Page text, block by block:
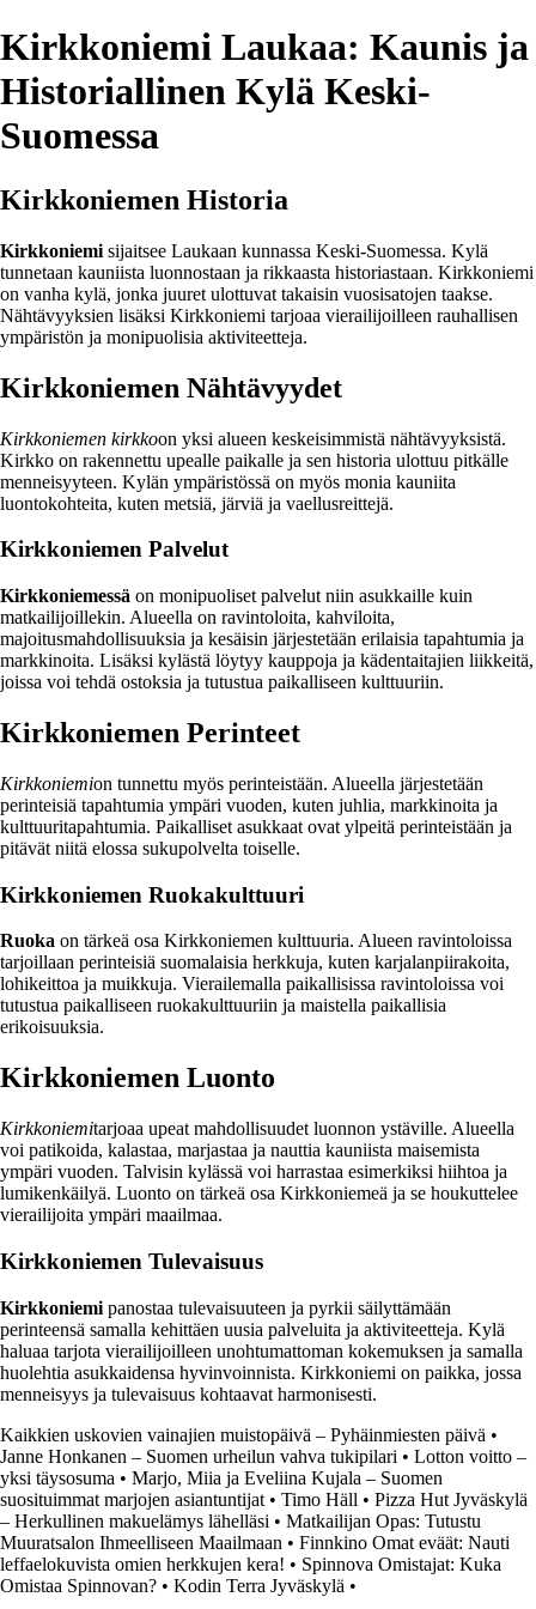
Kirkkoniemi Laukaa: Kaunis ja
Historiallinen Kylä Keski-
Suomessa
Kirkkoniemen Historia
Kirkkoniemi sijaitsee Laukaan kunnassa Keski-Suomessa. Kylä
tunnetaan kauniista luonnostaan ja rikkaasta historiastaan. Kirkkoniemi
on vanha kylä, jonka juuret ulottuvat takaisin vuosisatojen taakse.
Nähtävyyksien lisäksi Kirkkoniemi tarjoaa vierailijoilleen rauhallisen
ympäristön ja monipuolisia aktiviteetteja.
Kirkkoniemen Nähtävyydet
Kirkkoniemen kirkkoon yksi alueen keskeisimmistä nähtävyyksistä.
Kirkko on rakennettu upealle paikalle ja sen historia ulottuu pitkälle
menneisyyteen. Kylän ympäristössä on myös monia kauniita
luontokohteita, kuten metsiä, järviä ja vaellusreittejä.
Kirkkoniemen Palvelut
Kirkkoniemessä on monipuoliset palvelut niin asukkaille kuin
matkailijoillekin. Alueella on ravintoloita, kahviloita,
majoitusmahdollisuuksia ja kesäisin järjestetään erilaisia tapahtumia ja
markkinoita. Lisäksi kylästä löytyy kauppoja ja kädentaitajien liikkeitä,
joissa voi tehdä ostoksia ja tutustua paikalliseen kulttuuriin.
Kirkkoniemen Perinteet
Kirkkoniemion tunnettu myös perinteistään. Alueella järjestetään
perinteisiä tapahtumia ympäri vuoden, kuten juhlia, markkinoita ja
kulttuuritapahtumia. Paikalliset asukkaat ovat ylpeitä perinteistään ja
pitävät niitä elossa sukupolvelta toiselle.
Kirkkoniemen Ruokakulttuuri
Ruoka on tärkeä osa Kirkkoniemen kulttuuria. Alueen ravintoloissa
tarjoillaan perinteisiä suomalaisia herkkuja, kuten karjalanpiirakoita,
lohikeittoa ja muikkuja. Vierailemalla paikallisissa ravintoloissa voi
tutustua paikalliseen ruokakulttuuriin ja maistella paikallisia
erikoisuuksia.
Kirkkoniemen Luonto
Kirkkoniemitarjoaa upeat mahdollisuudet luonnon ystäville. Alueella
voi patikoida, kalastaa, marjastaa ja nauttia kauniista maisemista
ympäri vuoden. Talvisin kylässä voi harrastaa esimerkiksi hiihtoa ja
lumikenkäilyä. Luonto on tärkeä osa Kirkkoniemeä ja se houkuttelee
vierailijoita ympäri maailmaa.
Kirkkoniemen Tulevaisuus
Kirkkoniemi panostaa tulevaisuuteen ja pyrkii säilyttämään
perinteensä samalla kehittäen uusia palveluita ja aktiviteetteja. Kylä
haluaa tarjota vierailijoilleen unohtumattoman kokemuksen ja samalla
huolehtia asukkaidensa hyvinvoinnista. Kirkkoniemi on paikka, jossa
menneisyys ja tulevaisuus kohtaavat harmonisesti.
Kaikkien uskovien vainajien muistopäivä – Pyhäinmiesten päivä •
Janne Honkanen – Suomen urheilun vahva tukipilari • Lotton voitto –
yksi täysosuma • Marjo, Miia ja Eveliina Kujala – Suomen
suosituimmat marjojen asiantuntijat • Timo Häll • Pizza Hut Jyväskylä
– Herkullinen makuelämys lähelläsi • Matkailijan Opas: Tutustu
Muuratsalon Ihmeelliseen Maailmaan • Finnkino Omat eväät: Nauti
leffaelokuvista omien herkkujen kera! • Spinnova Omistajat: Kuka
Omistaa Spinnovan? • Kodin Terra Jyväskylä •